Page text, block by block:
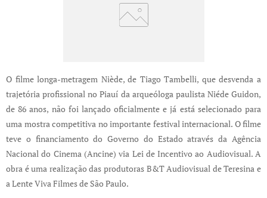
O filme longa-metragem Niède, de Tiago Tambelli, que desvenda a
trajetória profissional no Piauí da arqueóloga paulista Niéde Guidon,
de 86 anos, não foi lançado oficialmente e já está selecionado para
uma mostra competitiva no importante festival internacional. O filme
teve o financiamento do Governo do Estado através da Agência
Nacional do Cinema (Ancine) via Lei de Incentivo ao Audiovisual. A
obra é uma realização das produtoras B&T Audiovisual de Teresina e
a Lente Viva Filmes de São Paulo.